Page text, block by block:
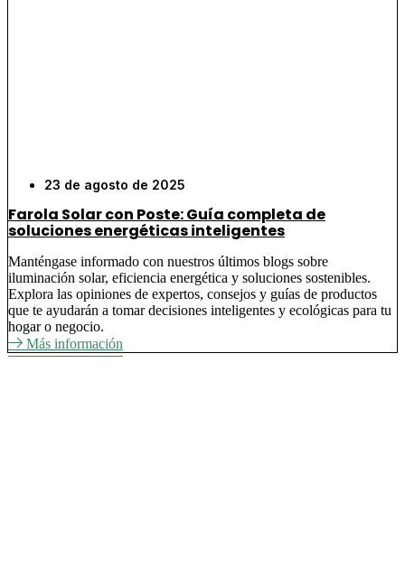
23 de agosto de 2025
Farola Solar con Poste: Guía completa de
soluciones energéticas inteligentes
Manténgase informado con nuestros últimos blogs sobre
iluminación solar, eficiencia energética y soluciones sostenibles.
Explora las opiniones de expertos, consejos y guías de productos
que te ayudarán a tomar decisiones inteligentes y ecológicas para tu
hogar o negocio.
Más información